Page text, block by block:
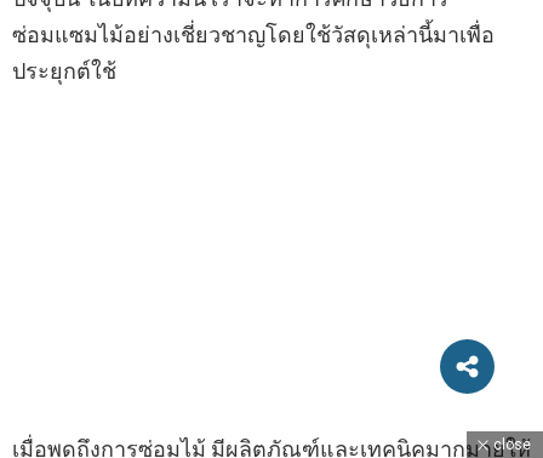
ซ่อมแซมไม้อย่างเชี่ยวชาญโดยใช้วัสดุเหล่านี้มาเพื่อ
ประยุกต์ใช้
เมื่อพูดถึงการซ่อมไม้ มีผลิตภัณฑ์และเทคนิคมากมายให้
close